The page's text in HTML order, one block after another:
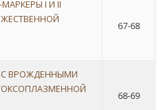
I И II
67-68
С ВРОЖДЕННЫМИ
68-69